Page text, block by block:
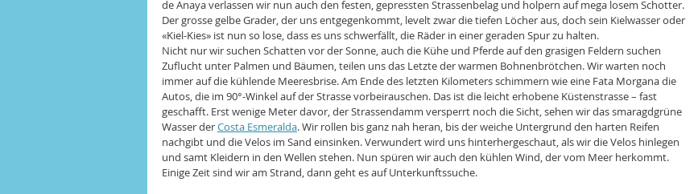
de Anaya verlassen wir nun auch den festen, gepressten Strassenbelag und holpern auf mega losem Schotter.
Der grosse gelbe Grader, der uns entgegenkommt, levelt zwar die tiefen Löcher aus, doch sein Kielwasser oder
«Kiel-Kies» ist nun so lose, dass es uns schwerfällt, die Räder in einer geraden Spur zu halten.
Nicht nur wir suchen Schatten vor der Sonne, auch die Kühe und Pferde auf den grasigen Feldern suchen
Zuflucht unter Palmen und Bäumen, teilen uns das Letzte der warmen Bohnenbrötchen. Wir warten noch
immer auf die kühlende Meeresbrise. Am Ende des letzten Kilometers schimmern wie eine Fata Morgana die
Autos, die im 90°-Winkel auf der Strasse vorbeirauschen. Das ist die leicht erhobene Küstenstrasse – fast
geschafft. Erst wenige Meter davor, der Strassendamm versperrt noch die Sicht, sehen wir das smaragdgrüne
Wasser der Costa Esmeralda. Wir rollen bis ganz nah heran, bis der weiche Untergrund den harten Reifen
nachgibt und die Velos im Sand einsinken. Verwundert wird uns hinterhergeschaut, als wir die Velos hinlegen
und samt Kleidern in den Wellen stehen. Nun spüren wir auch den kühlen Wind, der vom Meer herkommt.
Einige Zeit sind wir am Strand, dann geht es auf Unterkunftssuche.